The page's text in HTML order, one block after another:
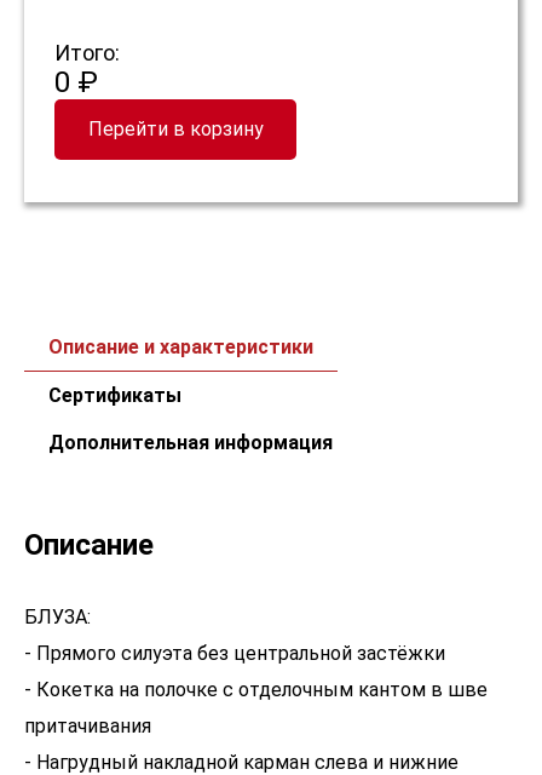
Итого:
0 ₽
Перейти в корзину
Описание и характеристики
Сертификаты
Дополнительная информация
Описание
БЛУЗА:
- Прямого силуэта без центральной застёжки
- Кокетка на полочке с отделочным кантом в шве
притачивания
- Нагрудный накладной карман слева и нижние